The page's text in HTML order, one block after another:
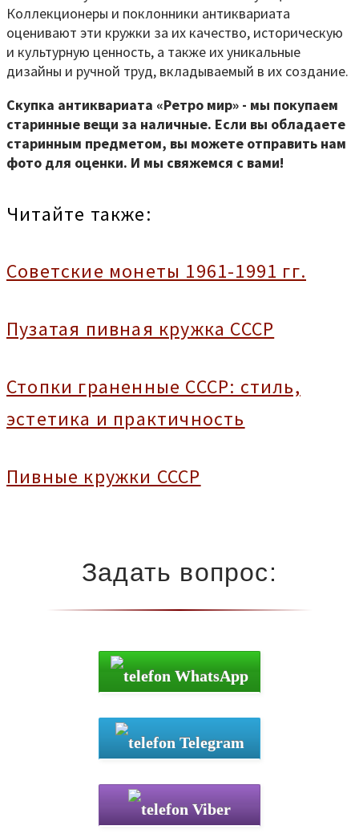
Коллекционеры и поклонники антиквариата
оценивают эти кружки за их качество, историческую
и культурную ценность, а также их уникальные
дизайны и ручной труд, вкладываемый в их создание.
Скупка антиквариата «Ретро мир» - мы покупаем
старинные вещи за наличные. Если вы обладаете
старинным предметом, вы можете отправить нам
фото для оценки. И мы свяжемся с вами!
Читайте также:
Советские монеты 1961-1991 гг.
Пузатая пивная кружка СССР
Стопки граненные СССР: стиль,
эстетика и практичность
Пивные кружки СССР
Задать вопрос:
WhatsApp
Telegram
Viber